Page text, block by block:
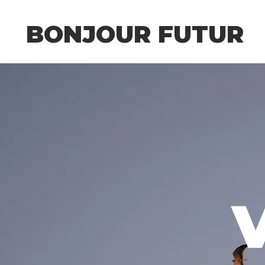
BONJOUR FUTUR